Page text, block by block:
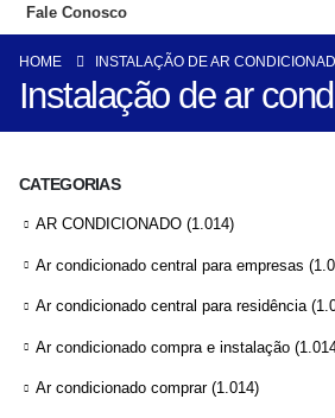
Fale Conosco
HOME INSTALAÇÃO DE AR
Instalação de ar
CATEGORIAS
AR CONDICIONADO (1.014)
Ar condicionado central para empresas
Ar condicionado central para residência
Ar condicionado compra e instalação
Ar condicionado comprar(1.014)